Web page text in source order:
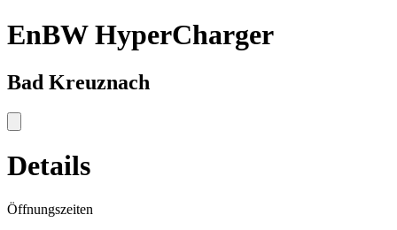
EnBW HyperCharger
Bad Kreuznach
Details
Öffnungszeiten